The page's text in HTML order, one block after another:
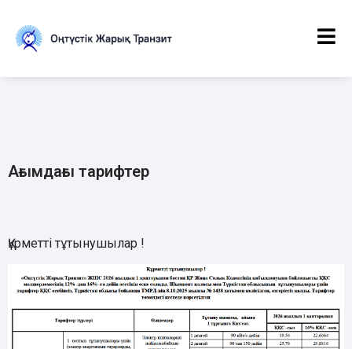
Ағымдағы тарифтер
Құрметті тұтынушылар !